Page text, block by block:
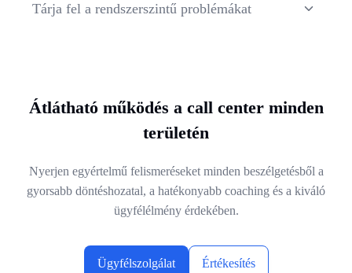
rendszerekbe.
Tárja fel a rendszerszintű problémákat
Átlátható működés a call center minden
területén
Nyerjen egyértelmű felismeréseket minden beszélgetésből a
gyorsabb döntéshozatal, a hatékonyabb coaching és a kiváló
ügyfélélmény érdekében.
Ügyfélszolgálat Értékesítés